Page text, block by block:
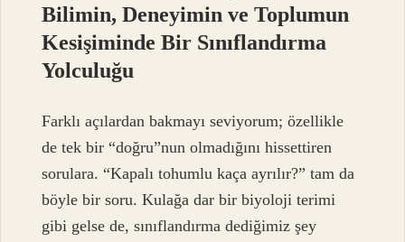
Bilimin, Deneyimin ve Toplumun
Kesişiminde Bir Sınıflandırma
Yolculuğu
Farklı açılardan bakmayı seviyorum; özellikle
de tek bir “doğru”nun olmadığını hissettiren
sorulara. “Kapalı tohumlu kaça ayrılır?” tam da
böyle bir soru. Kulağa dar bir biyoloji terimi
gibi gelse de, sınıflandırma dediğimiz şey